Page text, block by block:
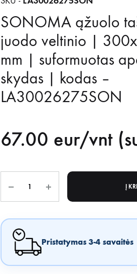
SONOMA ąžuolo
juodo veltinio |
mm | suformuotas
skydas | kodas –
LA30026275SON
67.00 eur/vnt
Į
Pristatymas 3-4 savaitės